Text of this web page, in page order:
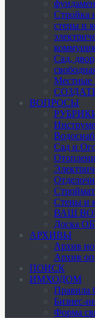
Стройка
стены и
Cад,
Местные
ВОПРОСЫ
Сад и
Стены и
ВАШ
Доска
АРХИВЫ
Архив
Архив
ПОИСК
ИМХОДОМ
Правила
Бизнес-
Форма